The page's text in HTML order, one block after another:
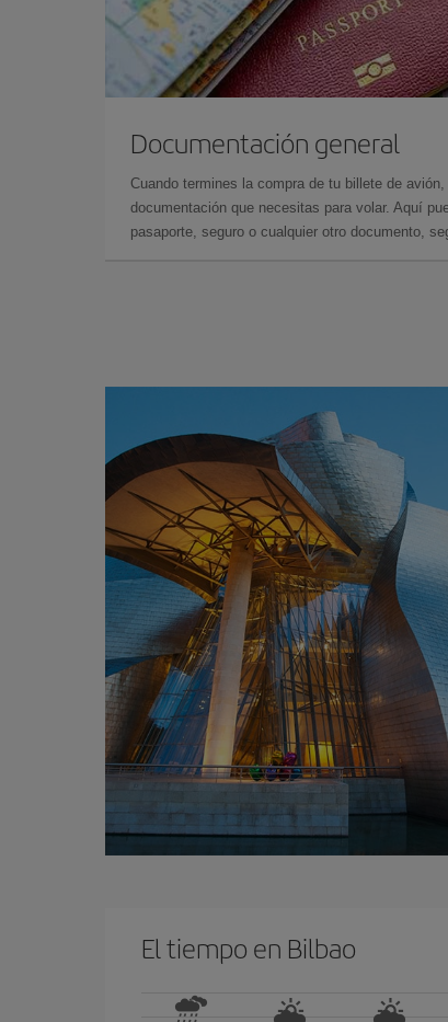
Documentación general
Cuando termines la compra de tu billete de
documentación que necesitas para volar. Aquí
pasaporte, seguro o cualquier otro documento,
El tiempo en Bilbao